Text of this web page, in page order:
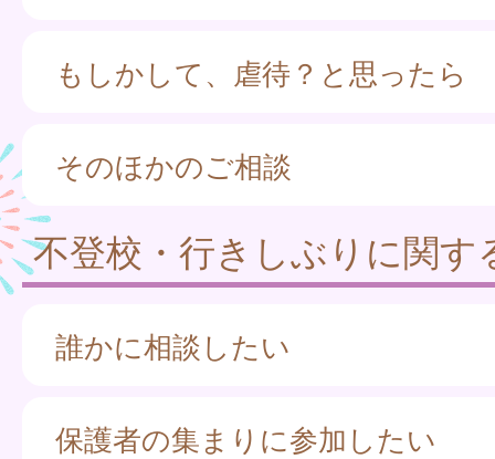
もしかして、虐待？と思ったら
そのほかのご相談
不登校・行きしぶりに関す
誰かに相談したい
保護者の集まりに参加したい